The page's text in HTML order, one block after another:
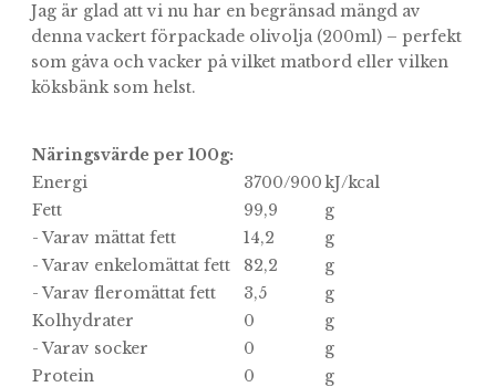
Jag är glad att vi nu har en begränsad mängd av
denna vackert förpackade olivolja (200ml) – perfekt
som gåva och vacker på vilket matbord eller vilken
köksbänk som helst.
Näringsvärde per 100g:
Energi
3700/900kJ/kcal
Fett
99,9
g
- Varav mättat fett
14,2
g
- Varav enkelomättat fett
82,2
g
- Varav fleromättat fett
3,5
g
Kolhydrater
0
g
- Varav socker
0
g
Protein
0
g